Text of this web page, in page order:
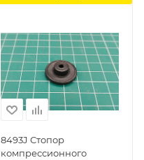
8493J Стопор
компрессионного